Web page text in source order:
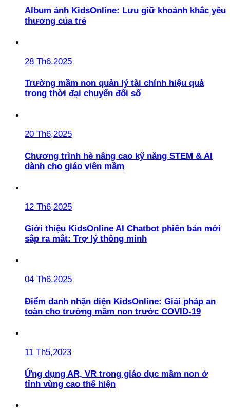
Album ảnh KidsOnline: Lưu giữ khoảnh khắc yêu
thương của trẻ
28 Th6,2025
Trường mầm non quản lý tài chính hiệu quả
trong thời đại chuyển đổi số
20 Th6,2025
Chương trình hè nâng cao kỹ năng STEM & AI
dành cho giáo viên mầm
12 Th6,2025
Giới thiệu KidsOnline AI Chatbot phiên bản mới
sắp ra mắt: Trợ lý thông minh
04 Th6,2025
Điểm danh nhận diện KidsOnline: Giải pháp an
toàn cho trường mầm non trước COVID-19
11 Th5,2023
Ứng dụng AR, VR trong giáo dục mầm non ở
tỉnh vùng cao thể hiện